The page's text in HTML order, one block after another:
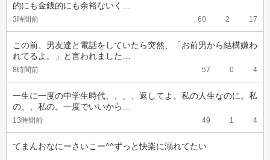
的にも金銭的にも余裕ないく…
3時間前 60 2 17
この前、男友達と電話をしていたら突然、「お前男から結構嫌わ
れてるよ。」と言われました…
8時間前 57 0 4
一生に一度の中学生時代、、、、返してよ。私の人生なのに。私
の、、私の。一度でいいから…
13時間前 49 1 4
てまんおなにーさいこー^^ずっと快楽に溺れてたい